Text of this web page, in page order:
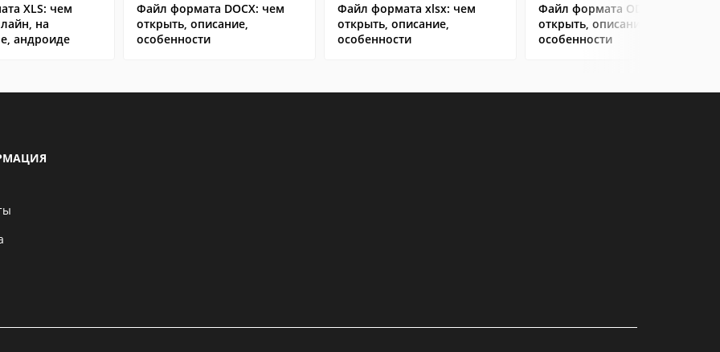
XLS: чем
на
андроиде
Файл формата DOCX: чем
открыть, описание,
особенности
Файл формата xlsx: чем
открыть, описание,
особенности
Файл формата ODT: чем
открыть, описание,
особенности